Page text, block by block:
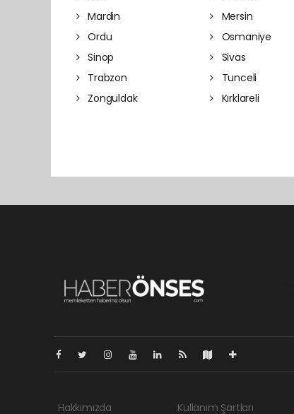
Mardin
Mersin
Ordu
Osmaniye
Sinop
Sivas
Trabzon
Tunceli
Zonguldak
Kırklareli
Hakkımızda Kullanım Şartları